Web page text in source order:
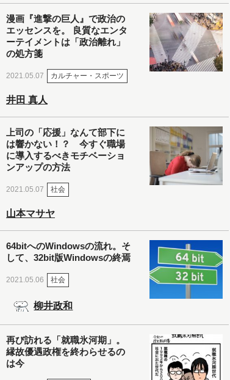
漫画『進撃の巨人』で政治の
エッセンスを。 良質なエンタ
ーテイメントは「政治離れ」
の処方箋
2021.05.07 カルチャー・スポーツ
井田 真人
上司の「応援」なんて部下に
は響かない！？ 今すぐ職場
に導入するべきモチベーショ
ンアップの方法
2021.05.07 社会
山本マサヤ
64bitへのWindowsの流れ。そ
して、32bit版Windowsの終焉
2021.05.06 社会
柳井政和
再び訪れる「就職氷河期」。
縁故優遇政権を終わらせるの
は今